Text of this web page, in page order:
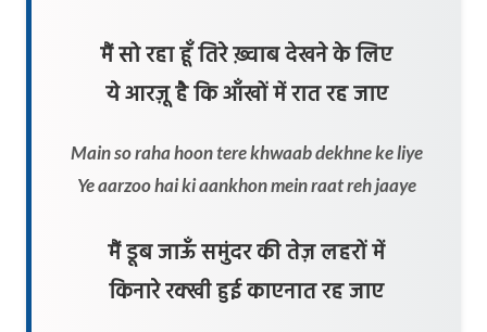
मैं सो रहा हूँ तिरे ख़्वाब देखने के लिए
ये आरज़ू है कि आँखों में रात रह जाए
Main so raha hoon tere khwaab dekhne ke liye
Ye aarzoo hai ki aankhon mein raat reh jaaye
मैं डूब जाऊँ समुंदर की तेज़ लहरों में
किनारे रक्खी हुई काएनात रह जाए